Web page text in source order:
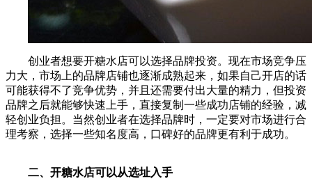
创业者想要开糖水店可以选择品牌投资。现在市场竞争压
力大，市场上的品牌店铺也逐渐成熟起来，如果自己开店的话
可能获得不了竞争优势，并且还需要付出大量的精力，但投资
品牌之后就能够快速上手，直接复制一些成功店铺的经验，减
轻创业负担。当然创业者在选择品牌时，一定要对市场进行合
理考察，选择一些知名度高，口碑好的品牌更有利于成功。
二、开糖水店可以从选址入手